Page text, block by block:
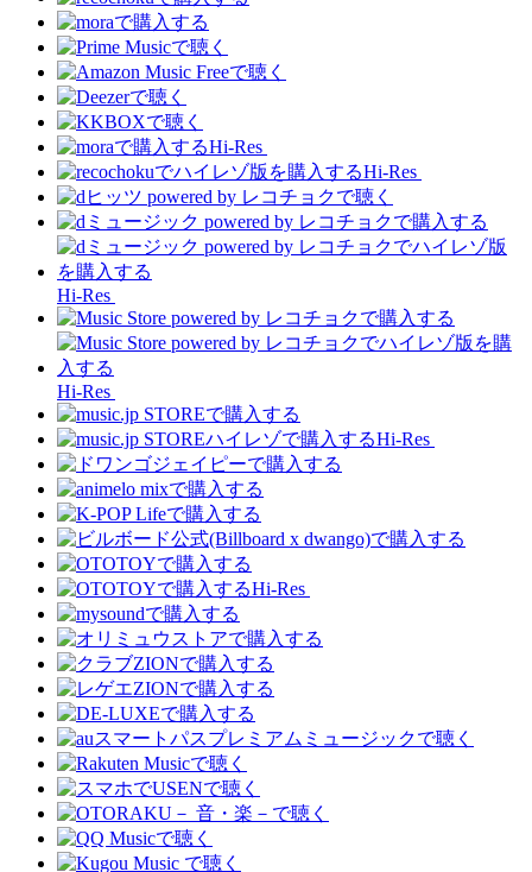
Hi-Res
Hi-Res
Hi-Res
Hi-Res
Hi-Res
Hi-Res